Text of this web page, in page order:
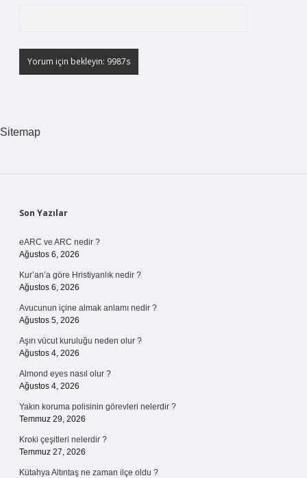
Sitemap
Sidebar
Son Yazılar
eARC ve ARC nedir ?
Ağustos 6, 2026
Kur’an’a göre Hristiyanlık nedir ?
Ağustos 6, 2026
Avucunun içine almak anlamı nedir ?
Ağustos 5, 2026
Aşırı vücut kuruluğu neden olur ?
Ağustos 4, 2026
Almond eyes nasıl olur ?
Ağustos 4, 2026
Yakın koruma polisinin görevleri nelerdir ?
Temmuz 29, 2026
Kroki çeşitleri nelerdir ?
Temmuz 27, 2026
Kütahya Altıntaş ne zaman ilçe oldu ?